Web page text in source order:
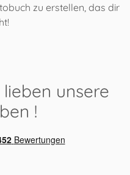
zu erstellen, das dir
unsere
!